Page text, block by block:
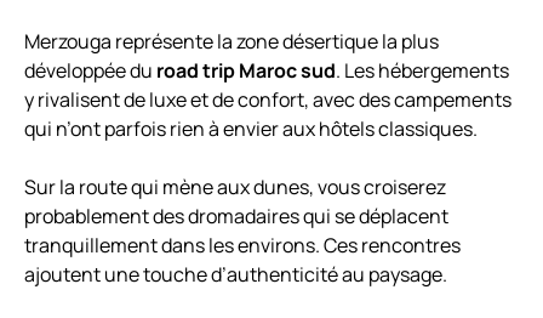
Merzouga représente la zone désertique la plus
développée du road trip Maroc sud. Les hébergements
y rivalisent de luxe et de confort, avec des campements
qui n’ont parfois rien à envier aux hôtels classiques.
Sur la route qui mène aux dunes, vous croiserez
probablement des dromadaires qui se déplacent
tranquillement dans les environs. Ces rencontres
ajoutent une touche d’authenticité au paysage.